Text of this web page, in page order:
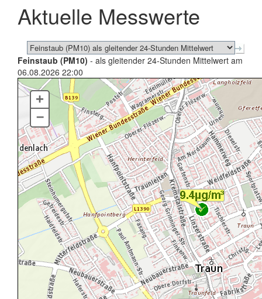
schließen
Aktuelle Messwerte
Feinstaub (PM10) - als gleitender 24-Stunden Mittelwert am
06.08.2026 22:00
+
–